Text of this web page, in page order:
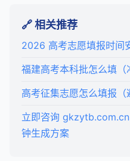
🔗 相关推荐
2026 高考志愿填报时间
福建高考本科批怎么填（
高考征集志愿怎么填报（
立即咨询
钟生成方案